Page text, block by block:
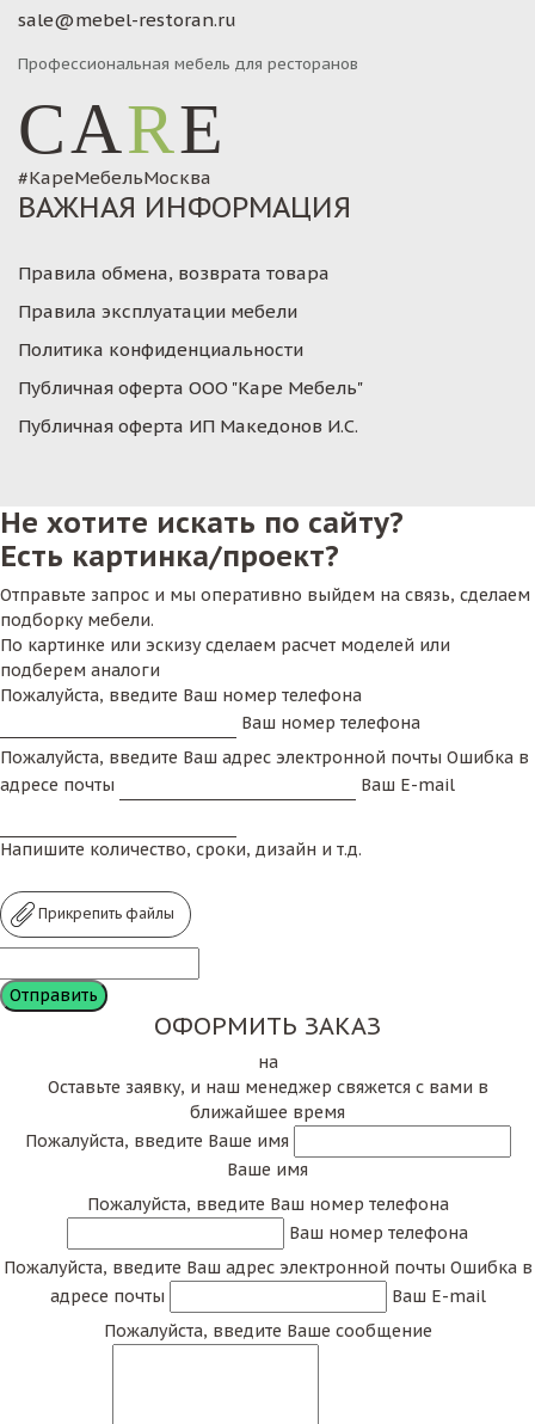
sale@mebel-restoran.ru
Профессиональная мебель для ресторанов
CARE
#КареМебельМосква
ВАЖНАЯ ИНФОРМАЦИЯ
Правила обмена, возврата товара
Правила эксплуатации мебели
Политика конфиденциальности
Публичная оферта ООО "Каре Мебель"
Публичная оферта ИП Македонов И.С.
Не хотите искать по сайту?
Есть картинка/проект?
Отправьте запрос и мы оперативно выйдем на связь, сделаем
подборку мебели.
По картинке или эскизу сделаем расчет моделей или
подберем аналоги
Пожалуйста, введите Ваш номер телефона
Ваш номер телефона
Пожалуйста, введите Ваш адрес электронной почты Ошибка в
адресе почты
Ваш E-mail
Напишите количество, сроки, дизайн и т.д.
Прикрепить файлы
ОФОРМИТЬ ЗАКАЗ
на
Оставьте заявку, и наш менеджер свяжется с вами в
ближайшее время
Пожалуйста, введите Ваше имя
Ваше имя
Пожалуйста, введите Ваш номер телефона
Ваш номер телефона
Пожалуйста, введите Ваш адрес электронной почты Ошибка в
адресе почты
Ваш E-mail
Пожалуйста, введите Ваше сообщение